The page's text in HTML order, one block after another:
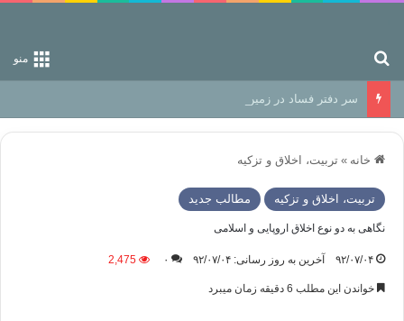
منو
سر دفتر فساد در زمین‌، دوری وکناره‌گیری از راه خداست‌!
خانه » تربیت، اخلاق و تزکیه
تربیت، اخلاق و تزکیه مطالب جدید
نگاهی به دو نوع اخلاق اروپایی و اسلامی
۹۲/۰۷/۰۴ آخرین به روز رسانی: ۹۲/۰۷/۰۴ ۰ 2,475
خواندن این مطلب 6 دقیقه زمان میبرد